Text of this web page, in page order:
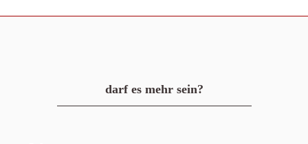
darf es mehr sein?